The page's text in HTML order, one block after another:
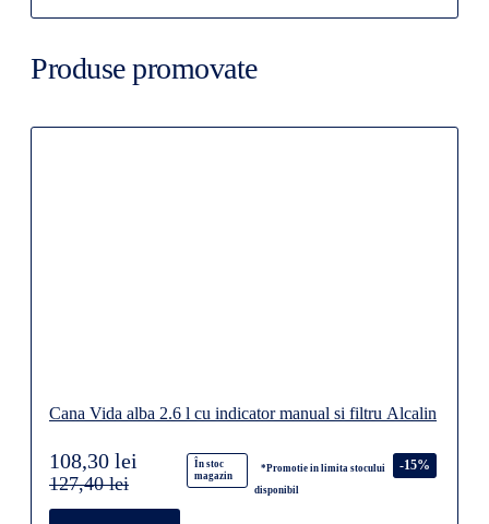
Produse promovate
Cana Vida alba 2.6 l cu indicator manual si filtru Alcalin
În stoc
magazin
*Promotie in limita stocului
disponibil
-15%
108,30 lei
127,40 lei